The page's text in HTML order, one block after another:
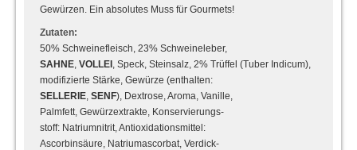
Gewürzen. Ein absolutes Muss für Gourmets!
Zutaten:
50% Schweinefleisch, 23% Schweineleber,
SAHNE, VOLLEI , Speck, Steinsalz, 2% Trüffel (Tuber Indicum),
modifizierte Stärke, Gewürze (enthalten:
SELLERIE, SENF), Dextrose, Aroma, Vanille,
Palmfett, Gewürzextrakte, Konservierungs-
stoff: Natriumnitrit, Antioxidationsmittel:
Ascorbinsäure, Natriumascorbat, Verdick-